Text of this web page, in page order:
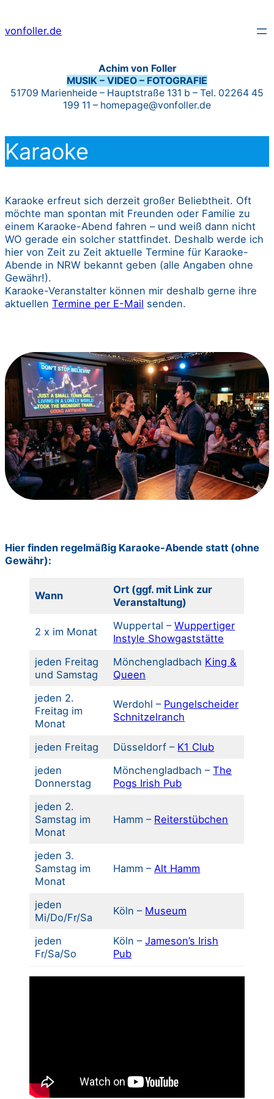
Inhalt
vonfoller.de
Achim von Foller
MUSIK – VIDEO – FOTOGRAFIE
51709 Marienheide – Hauptstraße 131 b – Tel. 02264 45
199 11 – homepage@vonfoller.de
Karaoke
Karaoke erfreut sich derzeit großer Beliebtheit. Oft
möchte man spontan mit Freunden oder Familie zu
einem Karaoke-Abend fahren – und weiß dann nicht
WO gerade ein solcher stattfindet. Deshalb werde ich
hier von Zeit zu Zeit aktuelle Termine für Karaoke-
Abende in NRW bekannt geben (alle Angaben ohne
Gewähr!).
Karaoke-Veranstalter können mir deshalb gerne ihre
aktuellen Termine per E-Mail senden.
Hier finden regelmäßig Karaoke-Abende statt (ohne
Gewähr):
Wann
Ort (ggf. mit Link zur
Veranstaltung)
2 x im Monat Wuppertal –Wuppertiger
Instyle Showgaststätte
jeden Freitag
und Samstag
Mönchengladbach King &
Queen
jeden 2.
Freitag im
Monat
Werdohl – Pungelscheider
Schnitzelranch
jeden Freitag Düsseldorf – K1 Club
jeden
Donnerstag
Mönchengladbach –The
Pogs Irish Pub
jeden 2.
Samstag im
Monat
Hamm – Reiterstübchen
jeden 3.
Samstag im
Monat
Hamm – Alt Hamm
jeden
Mi/Do/Fr/Sa
Köln – Museum
jeden
Fr/Sa/So
Köln –Jameson’s Irish
Pub